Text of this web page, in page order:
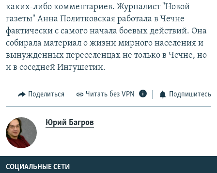
каких-либо комментариев. Журналист "Новой
газеты" Анна Политковская работала в Чечне
фактически с самого начала боевых действий. Она
собирала материал о жизни мирного населения и
вынужденных переселенцах не только в Чечне, но
и в соседней Ингушетии.
Поделиться Читать без VPN Подпишитесь
Юрий Багров
СОЦИАЛЬНЫЕ СЕТИ